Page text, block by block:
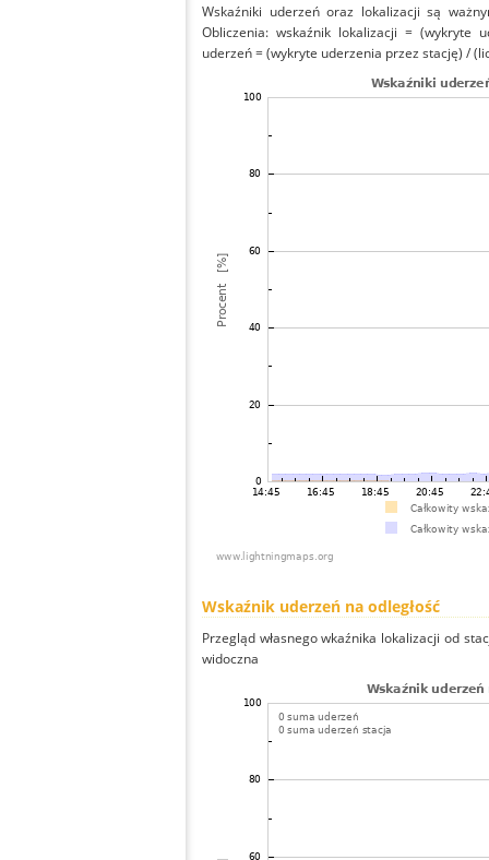
Wskaźniki uderzeń oraz lokalizacji są
Obliczenia: wskaźnik lokalizacji = (wykryte
uderzeń = (wykryte uderzenia przez stację) /
Wskaźnik uderzeń na odległość
Przegląd własnego wkaźnika lokalizacji od
widoczna